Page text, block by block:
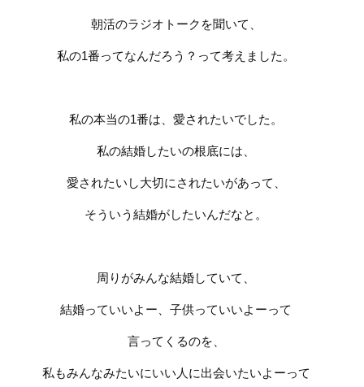
朝活のラジオトークを聞いて、
私の1番ってなんだろう？って考えました。
私の本当の1番は、愛されたいでした。
私の結婚したいの根底には、
愛されたいし大切にされたいがあって、
そういう結婚がしたいんだなと。
周りがみんな結婚していて、
結婚っていいよー、子供っていいよーって
言ってくるのを、
私もみんなみたいにいい人に出会いたいよーって